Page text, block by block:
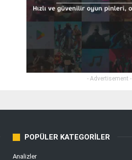
- Advertisement -
POPÜLER KATEGORILER
Analizler